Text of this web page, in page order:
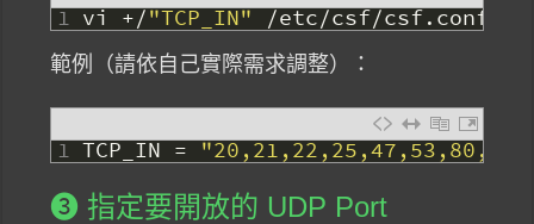
1 vi +/"TCP_IN" /etc/csf/csf.conf
範例（請依自己實際需求調整）：
1 TCP_IN =
❸ 指定要開放的 UDP Port